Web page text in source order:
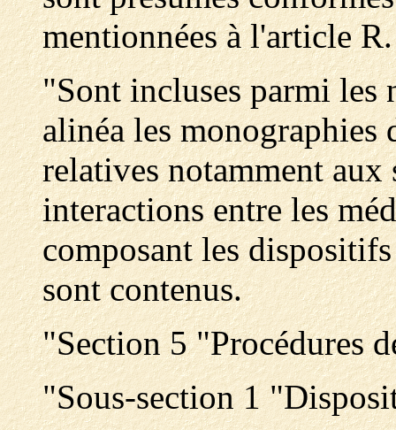
mentionnées à l'article
"Sont incluses parmi les
alinéa les monographies
relatives notamment
interactions entre les
composant les
sont contenus.
"Section 5 "Procédures
"Sous-section 1